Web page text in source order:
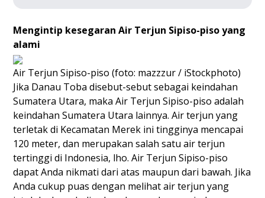
Mengintip kesegaran Air Terjun Sipiso-piso yang
alami
Air Terjun Sipiso-piso (foto: mazzzur / iStockphoto)
Jika Danau Toba disebut-sebut sebagai keindahan
Sumatera Utara, maka Air Terjun Sipiso-piso adalah
keindahan Sumatera Utara lainnya. Air terjun yang
terletak di Kecamatan Merek ini tingginya mencapai
120 meter, dan merupakan salah satu air terjun
tertinggi di Indonesia, lho. Air Terjun Sipiso-piso
dapat Anda nikmati dari atas maupun dari bawah. Jika
Anda cukup puas dengan melihat air terjun yang